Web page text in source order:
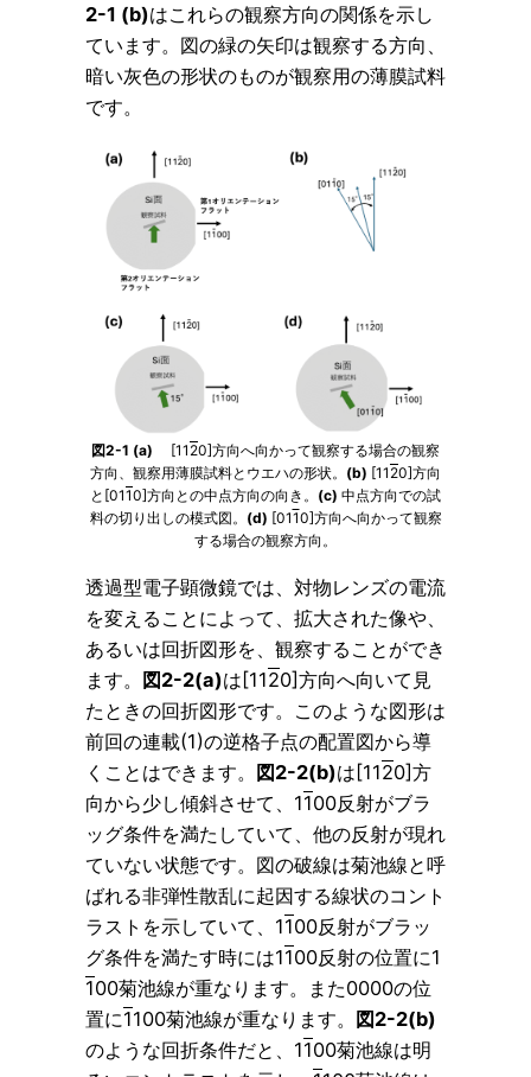
2-1 (b)はこれらの観察方向の関係を示し
ています。図の緑の矢印は観察する方向、
暗い灰色の形状のものが観察用の薄膜試料
です。
図2-1 (a) [11 20]方向へ向かって観察する場合の観察
方向、観察用薄膜試料とウエハの形状。 (b) [11 20]方向
と[0110]方向との中点方向の向き。 (c) 中点方向での試
料の切り出しの模式図。 (d) [0110]方向へ向かって観察
する場合の観察方向。
透過型電子顕微鏡では、対物レンズの電流
を変えることによって、拡大された像や、
あるいは回折図形を、観察することができ
ます。 図2-2(a)は[1120]方向へ向いて見
たときの回折図形です。このような図形は
前回の連載(1)の逆格子点の配置図から導
くことはできます。 図2-2(b)は[1120]方
向から少し傾斜させて、1100反射がブラ
ッグ条件を満たしていて、他の反射が現れ
ていない状態です。図の破線は菊池線と呼
ばれる非弾性散乱に起因する線状のコント
ラストを示していて、1100反射がブラッ
グ条件を満たす時には1100反射の位置に1
100菊池線が重なります。また0000の位
置に1100菊池線が重なります。 図2-2(b)
のような回折条件だと、1100菊池線は明